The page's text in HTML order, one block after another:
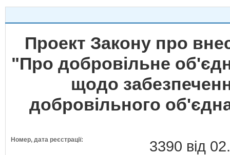
Проект Закону про
"Про добровільне
щодо
добровільного
Номер, дата реєстрації: 3390 від